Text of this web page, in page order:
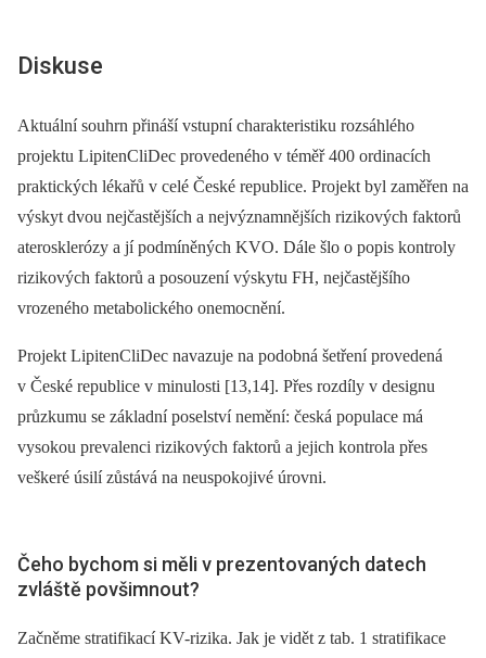
Diskuse
Aktuální souhrn přináší vstupní charakteristiku rozsáhlého
projektu LipitenCliDec provedeného v téměř 400 ordinacích
praktických lékařů v celé České republice. Projekt byl zaměřen na
výskyt dvou nejčastějších a nejvýznamnějších rizikových faktorů
aterosklerózy a jí podmíněných KVO. Dále šlo o popis kontroly
rizikových faktorů a posouzení výskytu FH, nejčastějšího
vrozeného metabolického onemocnění.
Projekt LipitenCliDec navazuje na podobná šetření provedená
v České republice v minulosti [13,14]. Přes rozdíly v designu
průzkumu se základní poselství nemění: česká populace má
vysokou prevalenci rizikových faktorů a jejich kontrola přes
veškeré úsilí zůstává na neuspokojivé úrovni.
Čeho bychom si měli v prezentovaných datech
zvláště povšimnout?
Začněme stratifikací KV-rizika. Jak je vidět z tab. 1 stratifikace